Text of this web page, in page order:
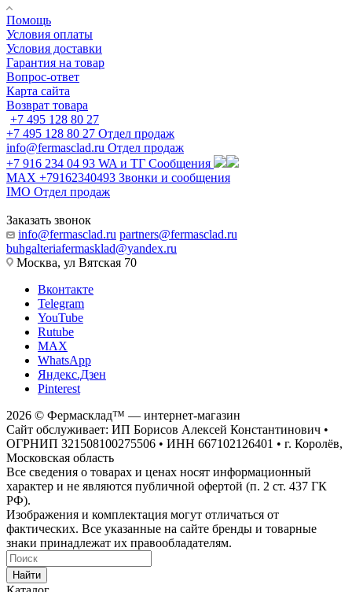
Помощь
Условия оплаты
Условия доставки
Гарантия на товар
Вопрос-ответ
Карта сайта
Возврат товара
+7 495 128 80 27
+7 495 128 80 27 Отдел продаж
info@fermasclad.ru Отдел продаж
+7 916 234 04 93 WA и ТГ Сообщения
MAX +79162340493 Звонки и сообщения
IMO Отдел продаж
Заказать звонок
info@fermasclad.ru partners@fermasclad.ru
buhgalteriafermasklad@yandex.ru
Москва, ул Вятская 70
Вконтакте
Telegram
YouTube
Rutube
MAX
WhatsApp
Яндекс.Дзен
Pinterest
2026 © Фермасклад™ — интернет-магазин
Сайт обслуживает: ИП Борисов Алексей Константинович •
ОГРНИП 321508100275506 • ИНН 667102126401 • г. Королёв,
Московская область
Все сведения о товарах и ценах носят информационный
характер и не являются публичной офертой (п. 2 ст. 437 ГК
РФ).
Изображения и комплектация могут отличаться от
фактических. Все указанные на сайте бренды и товарные
знаки принадлежат их правообладателям.
Найти